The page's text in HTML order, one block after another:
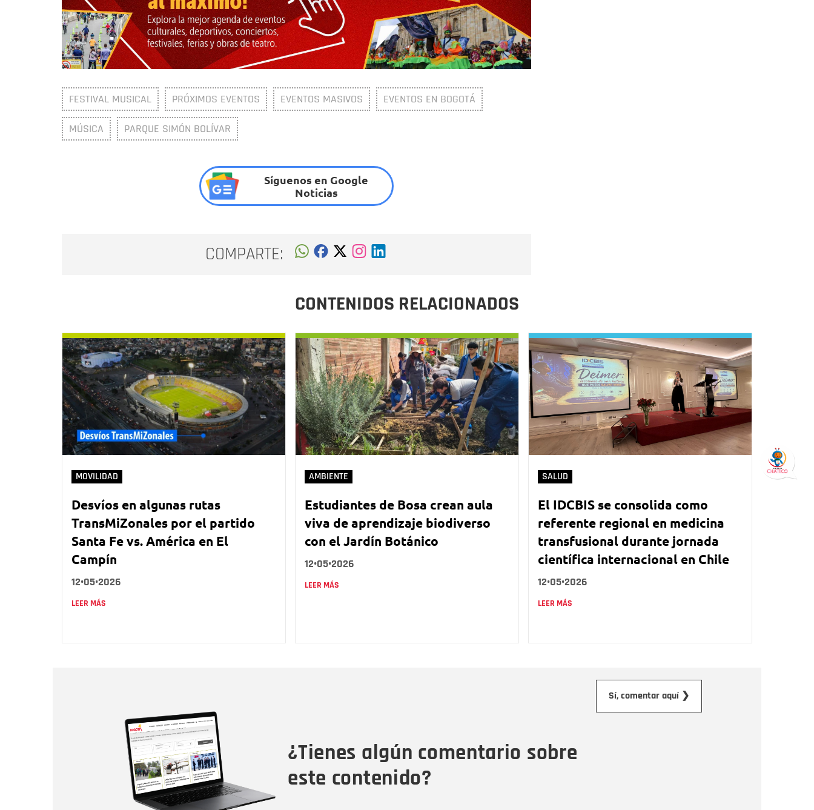
FESTIVAL MUSICAL PRÓXIMOS EVENTOS EVENTOS MASIVOS EVENTOS EN BOGOTÁ
MÚSICA PARQUE SIMÓN BOLÍVAR
Síguenos en Google
Noticias
COMPARTE:
CONTENIDOS RELACIONADOS
MOVILIDAD
Desvíos en algunas rutas
TransMiZonales por el partido
Santa Fe vs. América en El
Campín
12•05•2026
LEER MÁS
AMBIENTE
Estudiantes de Bosa crean aula
viva de aprendizaje biodiverso
con el Jardín Botánico
12•05•2026
LEER MÁS
SALUD
El IDCBIS se consolida como
referente regional en medicina
transfusional durante jornada
científica internacional en Chile
12•05•2026
LEER MÁS
¿Tienes algún comentario sobre
este contenido?
Sí, comentar aquí ❯